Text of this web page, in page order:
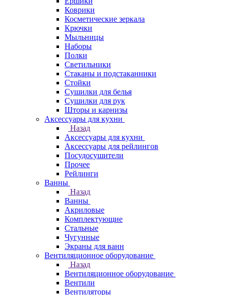
Коврики
Косметические зеркала
Крючки
Мыльницы
Наборы
Полки
Светильники
Стаканы и подстаканники
Стойки
Сушилки для белья
Сушилки для рук
Шторы и карнизы
Аксессуары для кухни
Назад
Аксессуары для кухни
Аксессуары для рейлингов
Посудосушители
Прочее
Рейлинги
Ванны
Назад
Ванны
Акриловые
Комплектующие
Стальные
Чугунные
Экраны для ванн
Вентиляционное оборудование
Назад
Вентиляционное оборудование
Вентили
Вентиляторы